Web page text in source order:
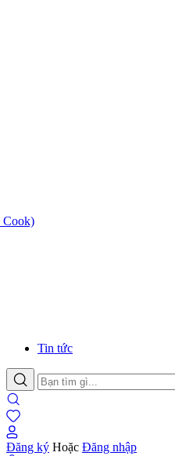
Tin tức
Đăng ký Hoặc Đăng nhập